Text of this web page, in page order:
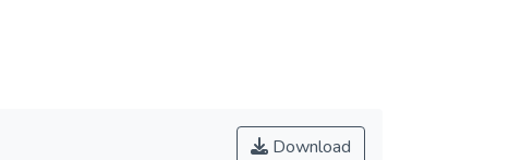
Download